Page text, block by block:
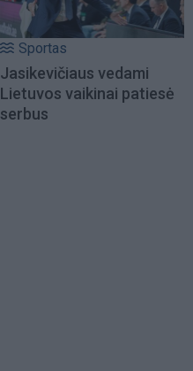
Sportas
Jasikevičiaus vedami
Lietuvos vaikinai patiesė
serbus